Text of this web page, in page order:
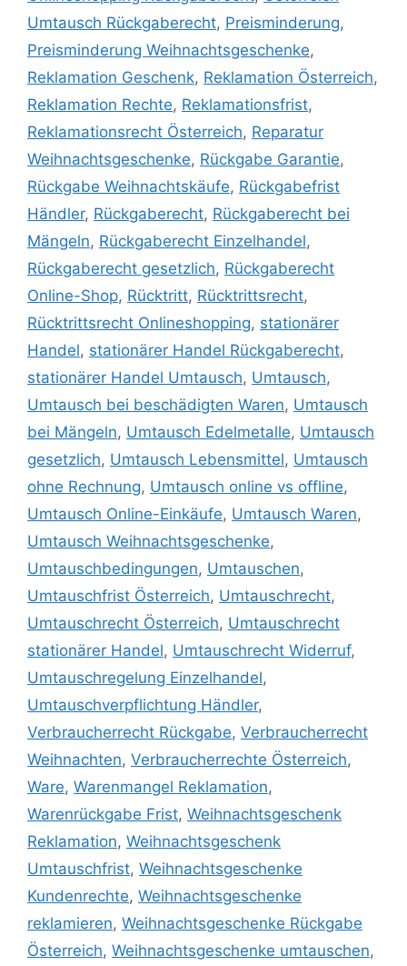
Umtausch Rückgaberecht, Preisminderung,
Preisminderung Weihnachtsgeschenke,
Reklamation Geschenk, Reklamation Österreich,
Reklamation Rechte, Reklamationsfrist,
Reklamationsrecht Österreich, Reparatur
Weihnachtsgeschenke, Rückgabe Garantie,
Rückgabe Weihnachtskäufe, Rückgabefrist
Händler, Rückgaberecht, Rückgaberecht bei
Mängeln, Rückgaberecht Einzelhandel,
Rückgaberecht gesetzlich, Rückgaberecht
Online-Shop, Rücktritt, Rücktrittsrecht,
Rücktrittsrecht Onlineshopping, stationärer
Handel, stationärer Handel Rückgaberecht,
stationärer Handel Umtausch, Umtausch,
Umtausch bei beschädigten Waren, Umtausch
bei Mängeln, Umtausch Edelmetalle, Umtausch
gesetzlich, Umtausch Lebensmittel, Umtausch
ohne Rechnung, Umtausch online vs offline,
Umtausch Online-Einkäufe, Umtausch Waren,
Umtausch Weihnachtsgeschenke,
Umtauschbedingungen, Umtauschen,
Umtauschfrist Österreich, Umtauschrecht,
Umtauschrecht Österreich, Umtauschrecht
stationärer Handel, Umtauschrecht Widerruf,
Umtauschregelung Einzelhandel,
Umtauschverpflichtung Händler,
Verbraucherrecht Rückgabe, Verbraucherrecht
Weihnachten, Verbraucherrechte Österreich,
Ware, Warenmangel Reklamation,
Warenrückgabe Frist, Weihnachtsgeschenk
Reklamation, Weihnachtsgeschenk
Umtauschfrist, Weihnachtsgeschenke
Kundenrechte, Weihnachtsgeschenke
reklamieren, Weihnachtsgeschenke Rückgabe
Österreich, Weihnachtsgeschenke umtauschen,